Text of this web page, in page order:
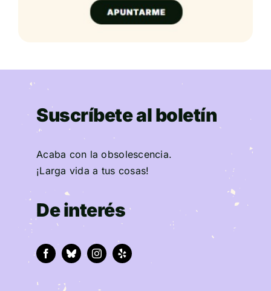
Suscríbete al boletín
Acaba con la obsolescencia.
¡Larga vida a tus cosas!
De interés